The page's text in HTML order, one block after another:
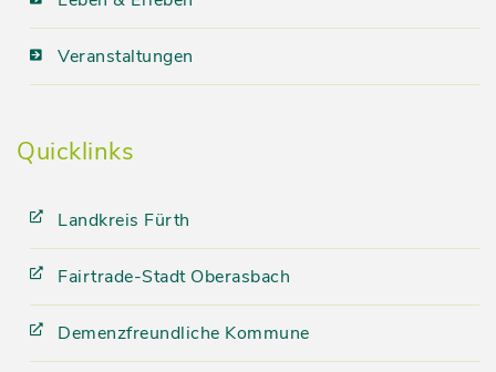
Veranstaltungen
Quicklinks
Landkreis Fürth
Fairtrade-Stadt Oberasbach
Demenzfreundliche Kommune